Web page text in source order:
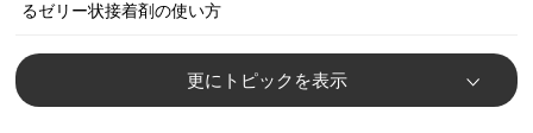
るゼリー状接着剤の使い方